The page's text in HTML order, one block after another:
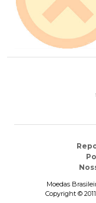
Moedas
Copyright ©